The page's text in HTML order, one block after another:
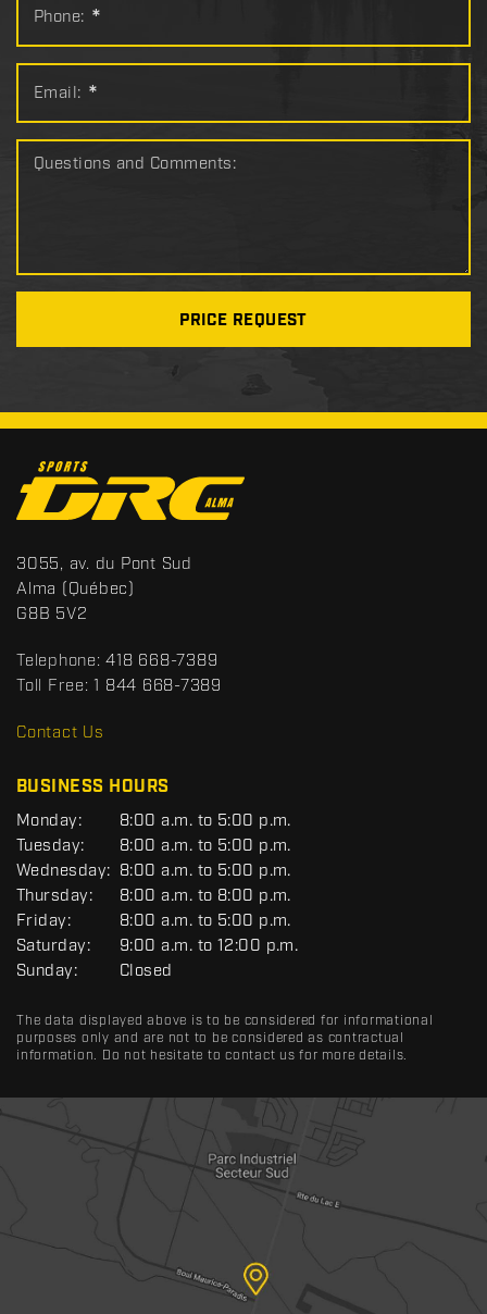
Phone: *
Email: *
Questions and Comments:
PRICE REQUEST
o
n
t
a
c
t
S
p
o
t
s
R
3055, av. du Pont Sud
Alma (Québec)
G8B 5V2
Telephone: 418 668-7389
Toll Free: 1 844 668-7389
Contact Us
BUSINESS HOURS
G
E
N
E
R
A
L
Monday:
8:00 a.m. to 5:00 p.m.
Tuesday:
8:00 a.m. to 5:00 p.m.
Wednesday: 8:00 a.m. to 5:00 p.m.
Thursday:
8:00 a.m. to 8:00 p.m.
Friday:
8:00 a.m. to 5:00 p.m.
Saturday:
9:00 a.m. to 12:00 p.m.
Sunday:
Closed
The data displayed above is to be considered for informational
purposes only and are not to be considered as contractual
information. Do not hesitate to contact us for more details.